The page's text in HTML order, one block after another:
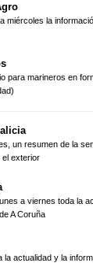
miércoles la
para marineros en
un resumen de la
el exterior
a viernes toda la
A Coruña
la actualidad y la